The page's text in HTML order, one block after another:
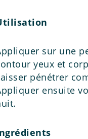
sur une
yeux et
pénétrer
ensuite